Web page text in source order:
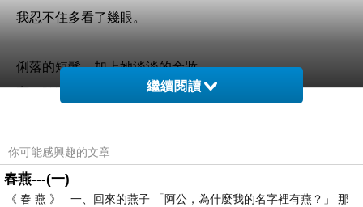
我忍不住多看了幾眼。
俐落的短髮，加上她淡淡的全妝，
有一種完整感，像是把這次交屋，
做室設，習慣把東西一點一點加進空間裡，
繼續閱讀
你可能感興趣的文章
春燕---(一)
《 春 燕 》 一、回來的燕子 「阿公，為什麼我的名字裡有燕？」 那